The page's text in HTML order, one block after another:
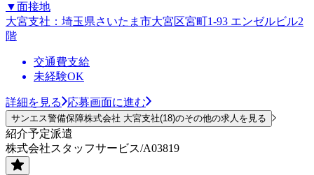
▼面接地
大宮支社：埼玉県さいたま市大宮区宮町1-93 エンゼルビル2
階
交通費支給
未経験OK
詳細を見る 応募画面に進む
サンエス警備保障株式会社 大宮支社(18)のその他の求人を見る
紹介予定派遣
株式会社スタッフサービス/A03819